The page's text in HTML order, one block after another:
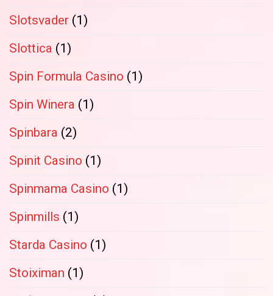
Slotsvader (1)
Slottica (1)
Spin Formula Casino (1)
Spin Winera (1)
Spinbara (2)
Spinit Casino (1)
Spinmama Casino (1)
Spinmills (1)
Starda Casino (1)
Stoiximan (1)